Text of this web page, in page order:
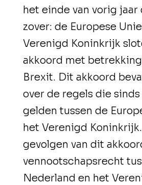
het einde van vorig
zover: de Europese
Verenigd Koninkrijk
akkoord met
Brexit. Dit akkoord
over de regels die sinds
gelden tussen de
het Verenigd
gevolgen van dit
vennootschapsrecht
Nederland en het